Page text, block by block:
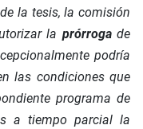
la tesis, la comisión
la prórrogade
podría
las condiciones que
programa de
a tiempo parcial la